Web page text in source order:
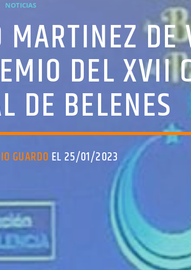
NOTICIAS
DE
DEL XVII
DE BELENES
GUARDO EL 25/01/2023